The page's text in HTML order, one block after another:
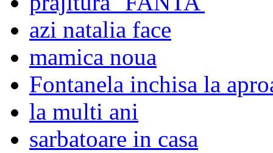
azi natalia face
mamica noua
Fontanela inchisa la
la multi ani
sarbatoare in casa